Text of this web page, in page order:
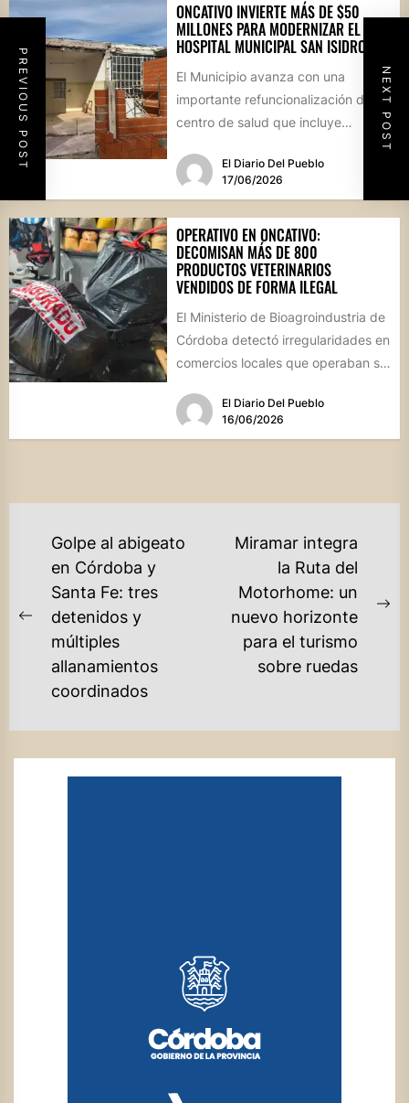
PREVIOUS POST NEXT POST
ONCATIVO INVIERTE MÁS DE $50
MILLONES PARA MODERNIZAR EL
HOSPITAL MUNICIPAL SAN ISIDRO
El Municipio avanza con una
importante refuncionalización del
centro de salud que incluye
espacios de...El Diario Del Pueblo
17/06/2026
OPERATIVO EN ONCATIVO:
DECOMISAN MÁS DE 800
PRODUCTOS VETERINARIOS
VENDIDOS DE FORMA ILEGAL
El Ministerio de Bioagroindustria de
Córdoba detectó irregularidades en
comercios locales que operaban sin
poniendo en...El Diario Del Pueblo
16/06/2026
NAVEGACIÓN
ENTRADAS
Previous
post:
Golpe al abigeato
en Córdoba y
Santa Fe: tres
detenidos y
múltiples
allanamientos
coordinados
Miramar integra
la Ruta del
Motorhome: un
nuevo horizonte
para el turismo
sobre ruedas